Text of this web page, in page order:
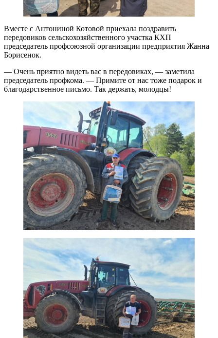
Вместе с Антониной Котовой приехала поздравить
передовиков сельскохозяйственного участка КХП
председатель профсоюзной организации предприятия Жанна
Борисенок.
— Очень приятно видеть вас в передовиках, — заметила
председатель профкома. — Примите от нас тоже подарок и
благодарственное письмо. Так держать, молодцы!